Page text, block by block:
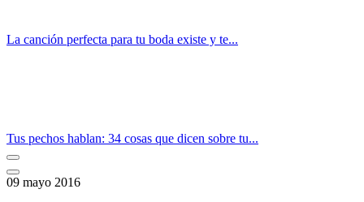
La canción perfecta para tu boda existe y te...
Tus pechos hablan: 34 cosas que dicen sobre tu...
09 mayo 2016